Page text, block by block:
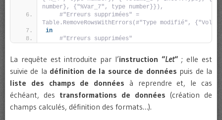
number}, {"%Var_7", type number}}),
#"Erreurs supprimées" =
Table.RemoveRowsWithErrors(#"Type modifié",
in
#"Erreurs supprimées"
La requête est introduite par l’instruction “Let“; elle est
suivie de la définition de la source de données puis de la
liste des champs de données à reprendre et, le cas
échéant, des transformations de données (création de
champs calculés, définition des formats…).